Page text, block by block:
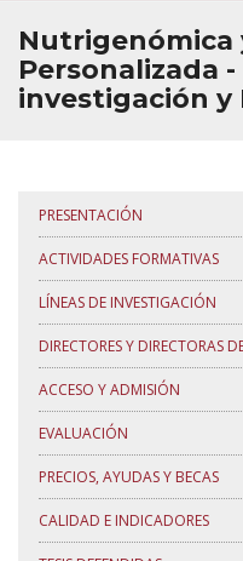
Nutrigenómica
Personalizada
investigación y
PRESENTACIÓN
ACTIVIDADES FORMATIVAS
LÍNEAS DE INVESTIGACIÓN
DIRECTORES Y DIRECTORAS
ACCESO Y ADMISIÓN
EVALUACIÓN
PRECIOS, AYUDAS Y BECAS
CALIDAD E INDICADORES